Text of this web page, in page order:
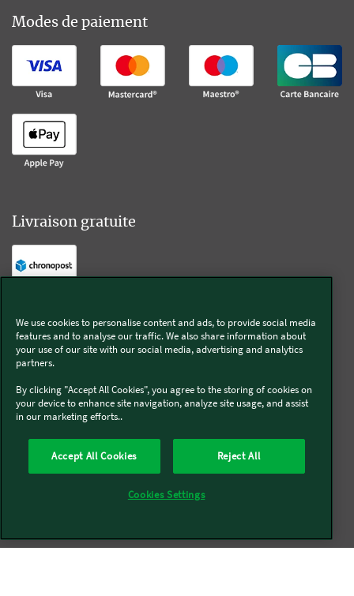
Modes de paiement
Livraison gratuite
Suivez-nous
Kobold
Thermomix®
We use cookies to personalise content and ads, to provide social media
features and to analyse our traffic. We also share information about
your use of our site with our social media, advertising and analytics
partners.
By clicking "Accept All Cookies", you agree to the storing of cookies on
your device to enhance site navigation, analyze site usage, and assist
in our marketing efforts..
Accept All Cookies Reject All
Cookies Settings